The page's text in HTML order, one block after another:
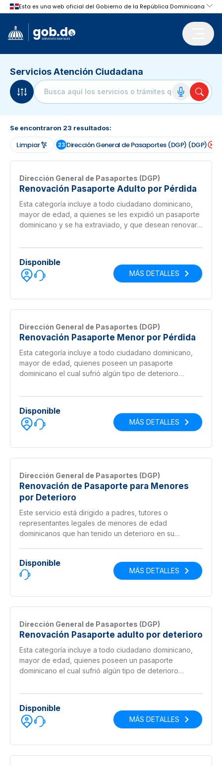
Servicios Atención Ciudadana
Se encontraron 23 resultados:
Limpiar 23 Dirección General de Pasaportes (DGP) (DGP)
Dirección General de Pasaportes (DGP)
Renovación Pasaporte Adulto por Pérdida
Esta categoría incluye a todo ciudadano dominicano,
mayor de edad, a quienes se les expidió un pasaporte
dominicano y se ha extraviado, y que desean renovar
libreta.
Disponible
MÁS DETALLES
Dirección General de Pasaportes (DGP)
Renovación Pasaporte Menor por Pérdida
Esta categoría incluye a todo ciudadano dominicano,
mayor de edad, quienes poseen un pasaporte
dominicano el cual sufrió algún tipo de deterioro
desean renovar la vigencia de este por medio del
Disponible
MÁS DETALLES
Dirección General de Pasaportes (DGP)
Renovación de Pasaporte para Menores
por Deterioro
Este servicio está dirigido a padres, tutores o
representantes legales de menores de edad
dominicanos que han tenido un deterioro en su
Disponible
MÁS DETALLES
Dirección General de Pasaportes (DGP)
Renovación Pasaporte adulto por deterioro
Esta categoría incluye a todo ciudadano dominicano,
mayor de edad, quienes poseen un pasaporte
dominicano el cual sufrió algún tipo de deterioro
desean renovar la vigencia de este por medio del
Disponible
MÁS DETALLES